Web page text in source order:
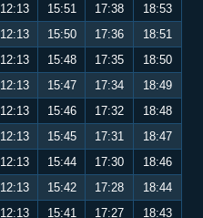
12:13 15:51 17:38
18:53
12:13 15:50 17:36
18:51
12:13 15:48 17:35
18:50
12:13 15:47 17:34
18:49
12:13 15:46 17:32
18:48
12:13 15:45 17:31
18:47
12:13 15:44 17:30
18:46
12:13 15:42 17:28
18:44
12:13 15:41 17:27 18:43